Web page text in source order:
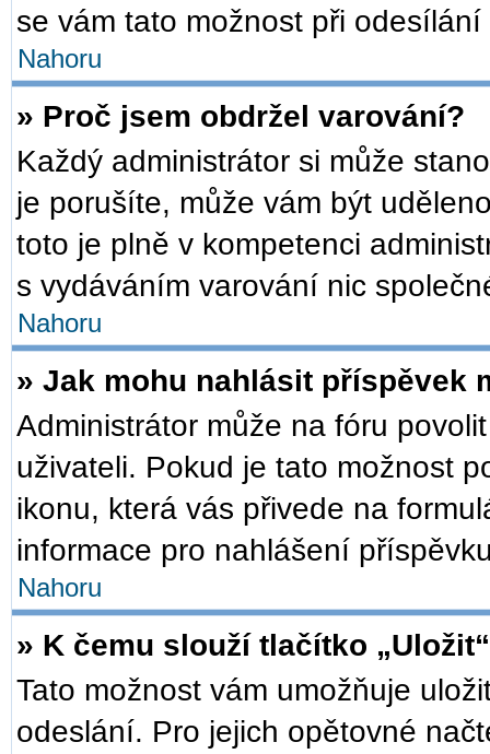
se vám tato možnost při
Nahoru
» Proč jsem obdržel varování?
Každý administrátor si může
je porušíte, může vám být
toto je plně v kompetenci
s vydáváním varování nic
Nahoru
» Jak mohu nahlásit příspěvek
Administrátor může na fóru
uživateli. Pokud je tato možnost
ikonu, která vás přivede na
informace pro nahlášení
Nahoru
» K čemu slouží tlačítko
Tato možnost vám umožňuje
odeslání. Pro jejich opětovné